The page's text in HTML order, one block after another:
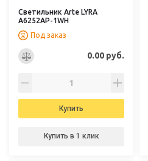
Светильник Arte LYRA
A6252AP-1WH
Под заказ
0.00 руб.
Купить
Купить в 1 клик